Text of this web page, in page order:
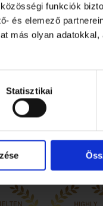
funkciók
és elemező
más olyan
Statisztikai